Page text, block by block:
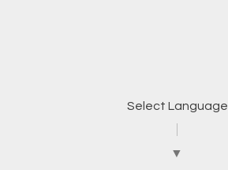
Select Language
▼